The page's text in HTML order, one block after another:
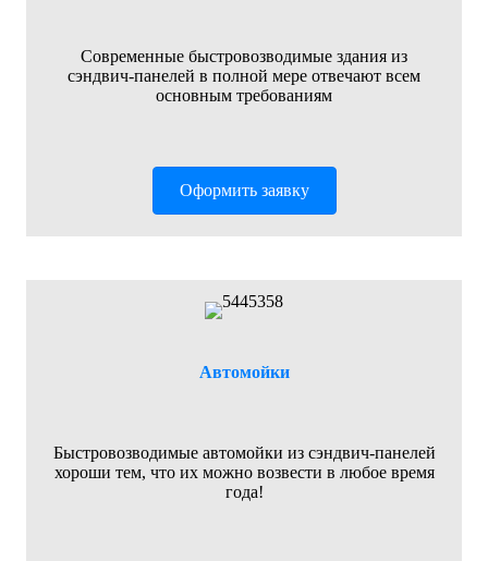
Современные быстровозводимые здания из
сэндвич-панелей в полной мере отвечают всем
основным требованиям
Оформить заявку
Автомойки
Быстровозводимые автомойки из сэндвич-панелей
хороши тем, что их можно возвести в любое время
года!